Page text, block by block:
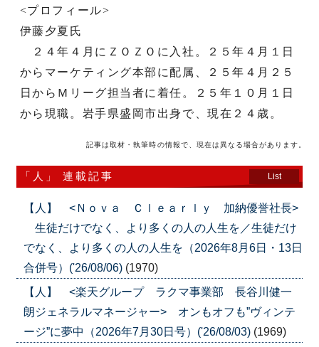
<プロフィール>
伊藤夕夏氏
２４年４月にＺＯＺＯに入社。２５年４月１日
からマーケティング本部に配属、２５年４月２５
日からＭリーグ担当者に着任。２５年１０月１日
から現職。岩手県盛岡市出身で、現在２４歳。
記事は取材・執筆時の情報で、現在は異なる場合があります。
「人」 連載記事 List
【人】 <Ｎｏｖａ Ｃｌｅａｒｌｙ 加納優誉社長>
生徒だけでなく、より多くの人の人生を／生徒だけ
でなく、より多くの人の人生を（2026年8月6日・13日
合併号）('26/08/06) (1970)
【人】 <楽天グループ ラクマ事業部 長谷川健一
朗ジェネラルマネージャー> オンもオフも”ヴィンテ
ージ”に夢中（2026年7月30日号）('26/08/03) (1969)